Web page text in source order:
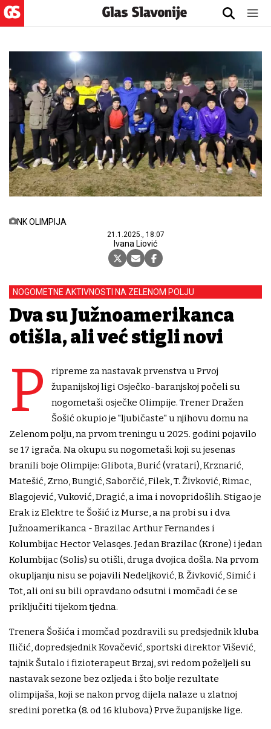
NK OLIMPIJA
21.1.2025., 18:07
Ivana Liović
NOGOMETNE AKTIVNOSTI NA ZELENOM POLJU
Dva su Južnoamerikanca
otišla, ali već stigli novi
P
ripreme za nastavak prvenstva u Prvoj
županijskoj ligi Osječko-baranjskoj počeli su
nogometaši osječke Olimpije. Trener Dražen
Šošić okupio je "ljubičaste" u njihovu domu na
Zelenom polju, na prvom treningu u 2025. godini pojavilo
se 17 igrača. Na okupu su nogometaši koji su jesenas
branili boje Olimpije: Glibota, Burić (vratari), Krznarić,
Matešić, Zrno, Bungić, Saborčić, Filek, T. Živković, Rimac,
Blagojević, Vuković, Dragić, a ima i novopridošlih. Stigao je
Erak iz Elektre te Šošić iz Murse, a na probi su i dva
Južnoamerikanca - Brazilac Arthur Fernandes i
Kolumbijac Hector Velasqes. Jedan Brazilac (Krone) i jedan
Kolumbijac (Solis) su otišli, druga dvojica došla. Na prvom
okupljanju nisu se pojavili Nedeljković, B. Živković, Simić i
Tot, ali oni su bili opravdano odsutni i momčadi će se
priključiti tijekom tjedna.
Trenera Šošića i momčad pozdravili su predsjednik kluba
Iličić, dopredsjednik Kovačević, sportski direktor Višević,
tajnik Šutalo i fizioterapeut Brzaj, svi redom poželjeli su
nastavak sezone bez ozljeda i što bolje rezultate
olimpijaša, koji se nakon prvog dijela nalaze u zlatnoj
sredini poretka (8. od 16 klubova) Prve županijske lige.